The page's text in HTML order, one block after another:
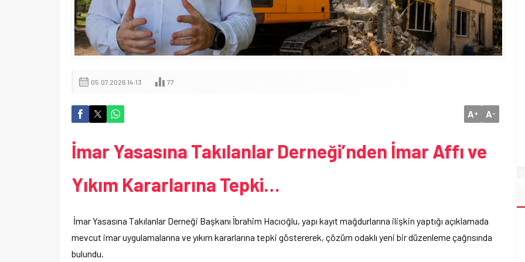
05.07.2026 14:13 77
A+ A-
İmar Yasasına Takılanlar Derneği’nden İmar Affı ve
Yıkım Kararlarına Tepki…
İmar Yasasına Takılanlar Derneği Başkanı İbrahim Hacıoğlu, yapı kayıt mağdurlarına ilişkin yaptığı açıklamada
mevcut imar uygulamalarına ve yıkım kararlarına tepki göstererek, çözüm odaklı yeni bir düzenleme çağrısında
bulundu.